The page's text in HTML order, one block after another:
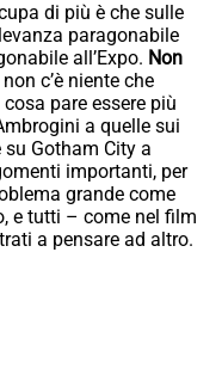
di più è che sulle
paragonabile
all’Expo. Non
non c’è niente che
pare essere più
a quelle sui
Gotham City a
importanti, per
grande come
e tutti – come nel film
a pensare ad altro.